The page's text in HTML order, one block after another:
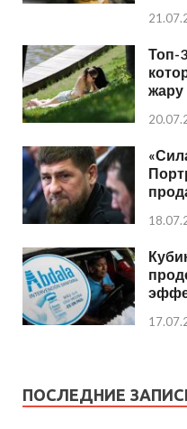
Топ-
жару
ПОСЛЕДНИЕ